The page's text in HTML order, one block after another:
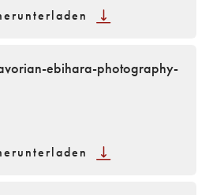
ebihara-photography-